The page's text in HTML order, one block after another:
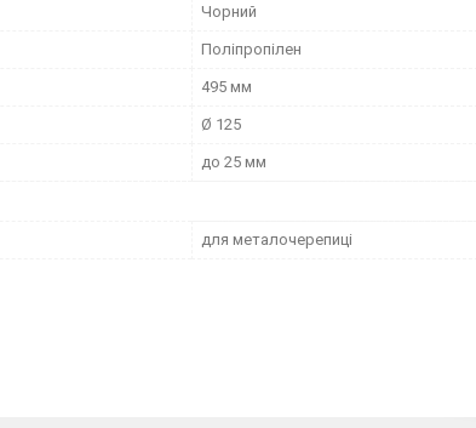
Чорний
Поліпропілен
495 мм
Ø 125
до 25 мм
для металочерепиці